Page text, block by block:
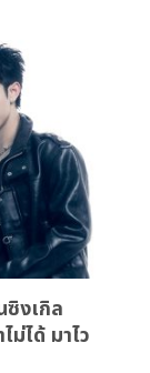
ซิงเกิล
ม่ได้ มาไว